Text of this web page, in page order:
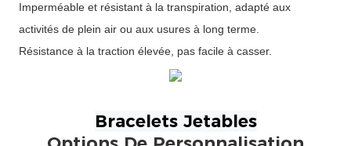
Imperméable et résistant à la transpiration, adapté aux
activités de plein air ou aux usures à long terme.
Résistance à la traction élevée, pas facile à casser.
Bracelets Jetables